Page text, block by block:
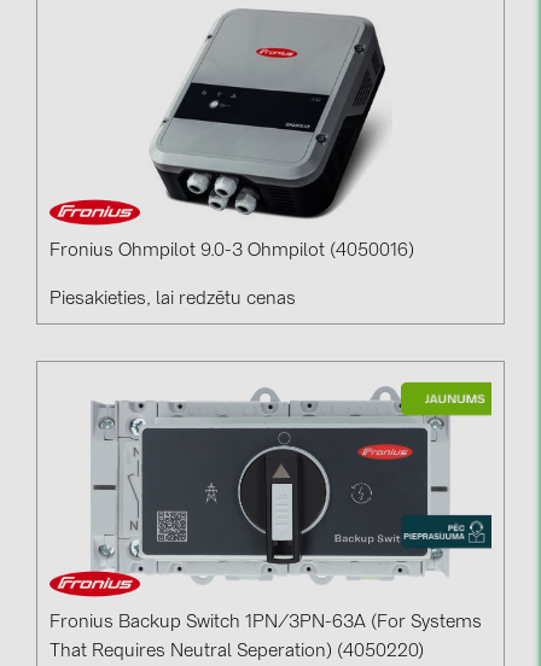
Fronius Ohmpilot 9.0-3 Ohmpilot (4050016)
Piesakieties, lai redzētu cenas
Fronius Backup Switch 1PN/3PN-63A (For Systems
That Requires Neutral Seperation) (4050220)